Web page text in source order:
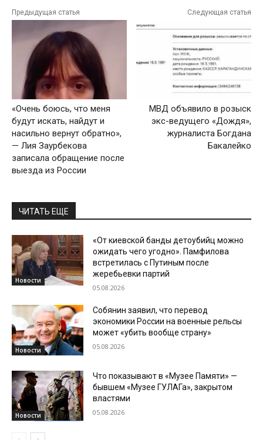
Предыдущая статья
«Очень боюсь, что меня
будут искать, найдут и
насильно вернут обратно»,
— Лия Заурбекова
записала обращение после
выезда из России
Следующая статья
МВД объявило в розыск
экс-ведущего «Дождя»,
журналиста Богдана
Бакалейко
ЧИТАТЬ ЕЩЕ
Новости
«От киевской банды детоубийц можно
ожидать чего угодно». Памфилова
встретилась с Путиным после
жеребьевки партий
05.08.2026
Новости
Собянин заявил, что перевод
экономики России на военные рельсы
может «убить вообще страну»
05.08.2026
Новости
Что показывают в «Музее Памяти» —
бывшем «Музее ГУЛАГа», закрытом
властями
05.08.2026